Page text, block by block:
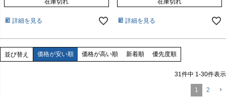
在庫切れ
詳細を見る
在庫切れ
詳細を見る
並び替え 価格が安い順 価格が高い順 新着順 優先度順
31件中 1-30件表示
1 2